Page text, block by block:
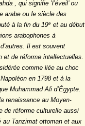
arabe ou le siècle des
à la fin du 19e et au début
arabophones à
Il est souvent
et de réforme intellectuelles.
comme liée au choc
en 1798 et à la
Muhammad Ali d’Égypte.
renaissance au Moyen-
de réforme culturelle aussi
au Tanzimat ottoman et aux